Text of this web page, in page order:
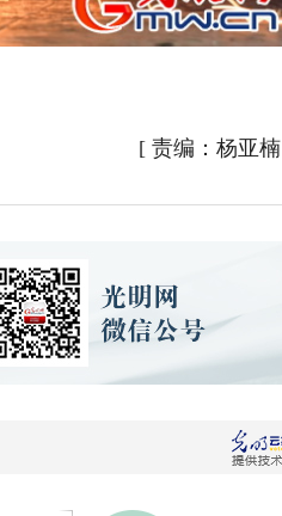
[ 责编：杨亚楠